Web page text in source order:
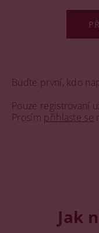
Buďte první, kdo
Pouze registrovaní
Prosím přihlaste se
Jak